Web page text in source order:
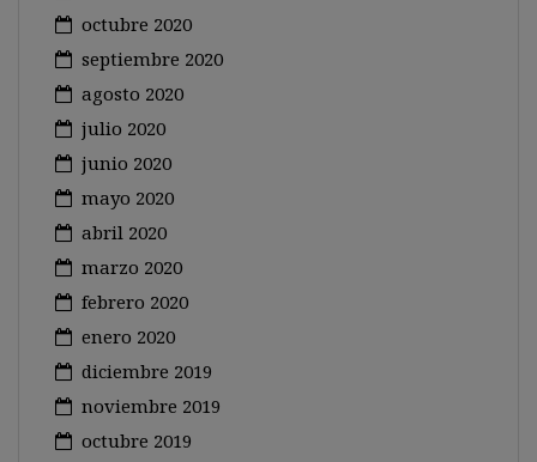
octubre 2020
septiembre 2020
agosto 2020
julio 2020
junio 2020
mayo 2020
abril 2020
marzo 2020
febrero 2020
enero 2020
diciembre 2019
noviembre 2019
octubre 2019